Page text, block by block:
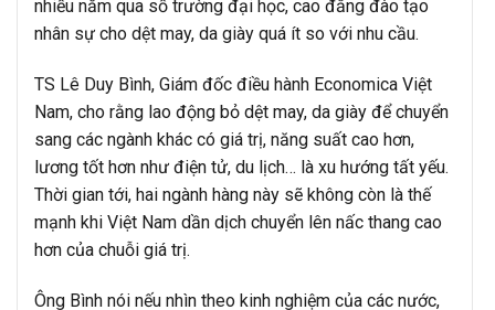
nhiều năm qua số trường đại học, cao đẳng đào tạo
nhân sự cho dệt may, da giày quá ít so với nhu cầu.
TS Lê Duy Bình, Giám đốc điều hành Economica Việt
Nam, cho rằng lao động bỏ dệt may, da giày để chuyển
sang các ngành khác có giá trị, năng suất cao hơn,
lương tốt hơn như điện tử, du lịch… là xu hướng tất yếu.
Thời gian tới, hai ngành hàng này sẽ không còn là thế
mạnh khi Việt Nam dần dịch chuyển lên nấc thang cao
hơn của chuỗi giá trị.
Ông Bình nói nếu nhìn theo kinh nghiệm của các nước,